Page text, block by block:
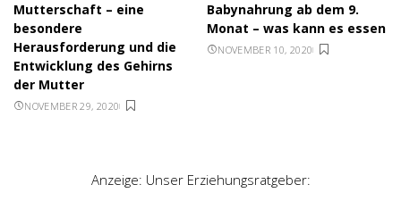
Mutterschaft – eine
besondere
Herausforderung und die
Entwicklung des Gehirns
der Mutter
NOVEMBER 29, 2020
Babynahrung ab dem 9.
Monat – was kann es essen
NOVEMBER 10, 2020
Anzeige: Unser Erziehungsratgeber: